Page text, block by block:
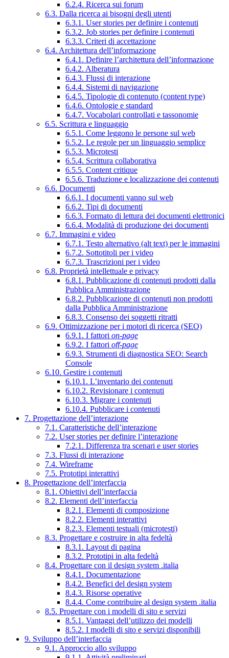
6.2.4. Ricerca sui forum
6.3. Dalla ricerca ai bisogni degli utenti
6.3.1. User stories per definire i contenuti
6.3.2. Job stories per definire i contenuti
6.3.3. Criteri di accettazione
6.4. Architettura dell’informazione
6.4.1. Definire l’architettura dell’informazione
6.4.2. Alberatura
6.4.3. Flussi di interazione
6.4.4. Sistemi di navigazione
6.4.5. Tipologie di contenuto (content type)
6.4.6. Ontologie e standard
6.4.7. Vocabolari controllati e tassonomie
6.5. Scrittura e linguaggio
6.5.1. Come leggono le persone sul web
6.5.2. Le regole per un linguaggio semplice
6.5.3. Microtesti
6.5.4. Scrittura collaborativa
6.5.5. Content critique
6.5.6. Traduzione e localizzazione dei contenuti
6.6. Documenti
6.6.1. I documenti vanno sul web
6.6.2. Tipi di documenti
6.6.3. Formato di lettura dei documenti elettronici
6.6.4. Modalità di produzione dei documenti
6.7. Immagini e video
6.7.1. Testo alternativo (alt text) per le immagini
6.7.2. Sottotitoli per i video
6.7.3. Trascrizioni per i video
6.8. Proprietà intellettuale e privacy
6.8.1. Pubblicazione di contenuti prodotti dalla
Pubblica Amministrazione
6.8.2. Pubblicazione di contenuti non prodotti
dalla Pubblica Amministrazione
6.8.3. Consenso dei soggetti ritratti
6.9. Ottimizzazione per i motori di ricerca (SEO)
6.9.1. I fattori on-page
6.9.2. I fattori off-page
6.9.3. Strumenti di diagnostica SEO: Search
Console
6.10. Gestire i contenuti
6.10.1. L’inventario dei contenuti
6.10.2. Revisionare i contenuti
6.10.3. Migrare i contenuti
6.10.4. Pubblicare i contenuti
7. Progettazione dell’interazione
7.1. Caratteristiche dell’interazione
7.2. User stories per definire l’interazione
7.2.1. Differenza tra scenari e user stories
7.3. Flussi di interazione
7.4. Wireframe
7.5. Prototipi interattivi
8. Progettazione dell’interfaccia
8.1. Obiettivi dell’interfaccia
8.2. Elementi dell’interfaccia
8.2.1. Elementi di composizione
8.2.2. Elementi interattivi
8.2.3. Elementi testuali (microtesti)
8.3. Progettare e costruire in alta fedeltà
8.3.1. Layout di pagina
8.3.2. Prototipi in alta fedeltà
8.4. Progettare con il design system .italia
8.4.1. Documentazione
8.4.2. Benefici del design system
8.4.3. Risorse operative
8.4.4. Come contribuire al design system .italia
8.5. Progettare con i modelli di sito e servizi
8.5.1. Vantaggi dell’utilizzo dei modelli
8.5.2. I modelli di sito e servizi disponibili
9. Sviluppo dell’interfaccia
9.1. Approccio allo sviluppo